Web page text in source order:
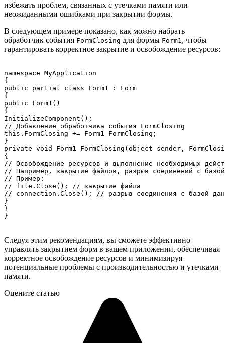
избежать проблем, связанных с утечками памяти или
неожиданными ошибками при закрытии формы.
В следующем примере показано, как можно набрать
обработчик события FormClosing для формы Form1, чтобы
гарантировать корректное закрытие и освобождение ресурсов:
namespace MyApplication
{
public partial class Form1 : Form
{
public Form1()
{
InitializeComponent();
// Добавление обработчика события FormClosing
this.FormClosing += Form1_FormClosing;
}
private void Form1_FormClosing(object sender,
{
// Освобождение ресурсов и выполнение необходимых
// Например, закрытие файлов, разрыв соединений с
// Пример:
// file.Close(); // закрытие файла
// connection.Close(); // разрыв соединения с базой
}
}
Следуя этим рекомендациям, вы сможете эффективно
управлять закрытием форм в вашем приложении, обеспечивая
корректное освобождение ресурсов и минимизируя
потенциальные проблемы с производительностью и утечками
памяти.
Оцените статью